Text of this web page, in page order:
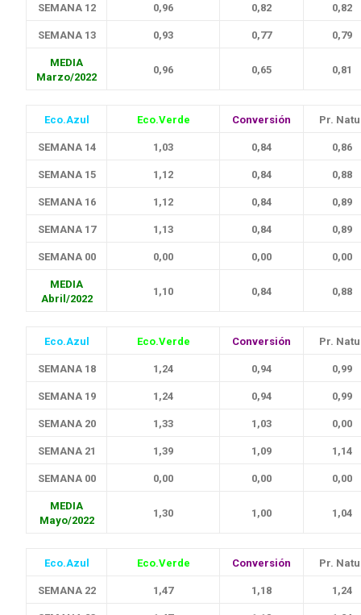
SEMANA 12 0,96 0,82 0,82
SEMANA 13 0,93 0,77 0,79
MEDIA
Marzo/2022
0,96 0,65 0,81
Eco.Azul Eco.Verde Conversión Pr.
SEMANA 14 1,03 0,84 0,86
SEMANA 15 1,12 0,84 0,88
SEMANA 16 1,12 0,84 0,89
SEMANA 17 1,13 0,84 0,89
SEMANA 00 0,00 0,00 0,00
MEDIA
Abril/2022
1,10 0,84 0,88
Eco.Azul Eco.Verde Conversión Pr.
SEMANA 18 1,24 0,94 0,99
SEMANA 19 1,24 0,94 0,99
SEMANA 20 1,33 1,03 0,00
SEMANA 21 1,39 1,09 1,14
SEMANA 00 0,00 0,00 0,00
MEDIA
Mayo/2022
1,30 1,00 1,04
Eco.Azul Eco.Verde Conversión Pr.
SEMANA 22 1,47 1,18 1,24